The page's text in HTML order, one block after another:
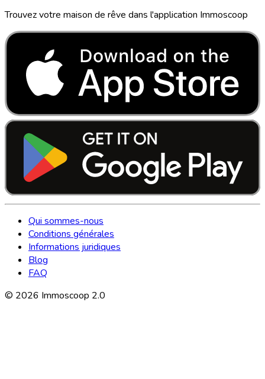
Trouvez votre maison de rêve dans l'application Immoscoop
Qui sommes-nous
Conditions générales
Informations juridiques
Blog
FAQ
© 2026 Immoscoop 2.0